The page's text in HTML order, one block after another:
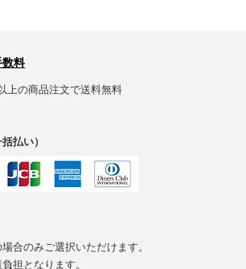
数料
上の商品注文で送料無料
払い）
合のみご選択いただけます。
担となります。